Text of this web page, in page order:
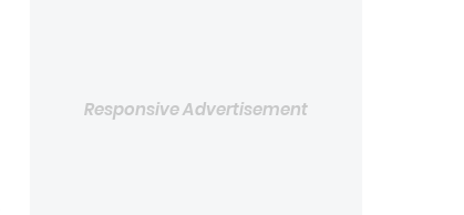
Responsive Advertisement